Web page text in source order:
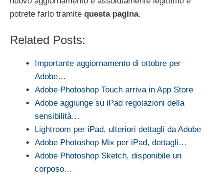
potrete farlo tramite questa pagina.
Related Posts:
Importante aggiornamento di ottobre per
Adobe…
Adobe Photoshop Touch arriva in App Store
Adobe aggiunge su iPad regolazioni della
sensibilità…
Lightroom per iPad, ulteriori dettagli da Adobe
Adobe Photoshop Mix per iPad, dettagli…
Adobe Photoshop Sketch, disponibile un
corposo…